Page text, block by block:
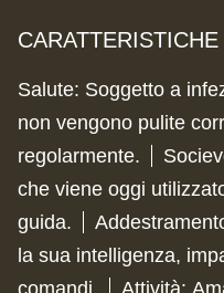
Salute: Soggetto a
non vengono pulite
regolarmente.
che viene oggi
guida.
la sua intelligenza,
comandi.
Attività: